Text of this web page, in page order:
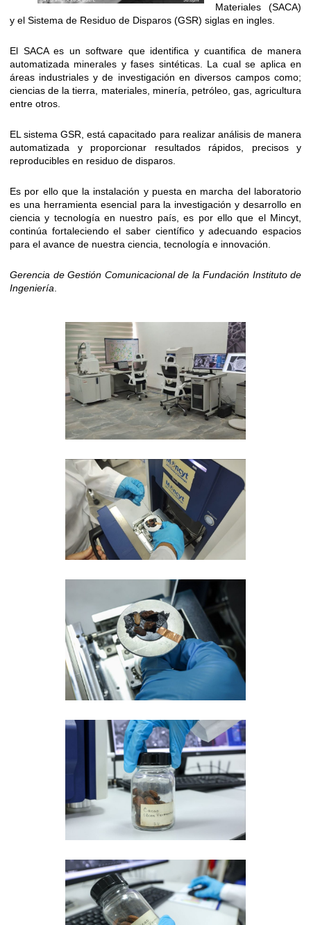
Materiales (SACA)
y el Sistema de Residuo de Disparos (GSR) siglas en ingles.
El SACA es un software que identifica y cuantifica de manera
automatizada minerales y fases sintéticas. La cual se aplica en
áreas industriales y de investigación en diversos campos como;
ciencias de la tierra, materiales, minería, petróleo, gas, agricultura
entre otros.
EL sistema GSR, está capacitado para realizar análisis de manera
automatizada y proporcionar resultados rápidos, precisos y
reproducibles en residuo de disparos.
Es por ello que la instalación y puesta en marcha del laboratorio
es una herramienta esencial para la investigación y desarrollo en
ciencia y tecnología en nuestro país, es por ello que el Mincyt,
continúa fortaleciendo el saber científico y adecuando espacios
para el avance de nuestra ciencia, tecnología e innovación.
Gerencia de Gestión Comunicacional de la Fundación Instituto de
Ingeniería